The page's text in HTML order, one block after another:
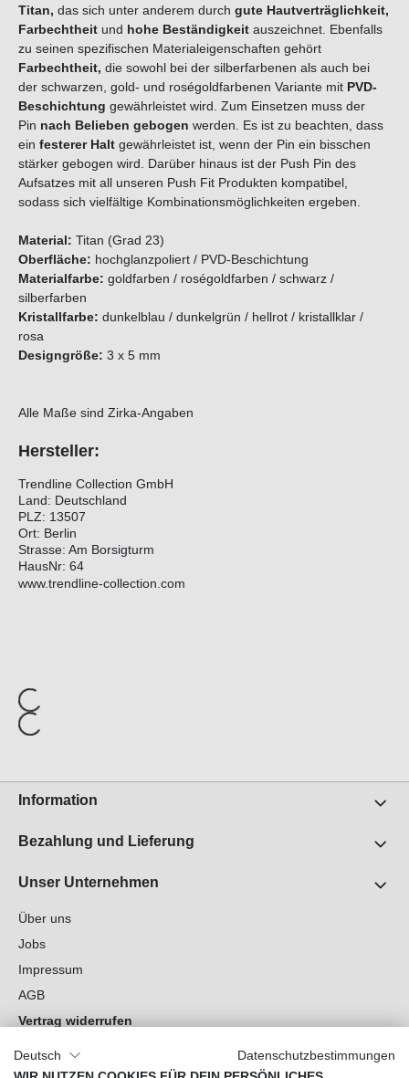
Titan, das sich unter anderem durch gute Hautverträglichkeit,
Farbechtheit und hohe Beständigkeit auszeichnet. Ebenfalls
zu seinen spezifischen Materialeigenschaften gehört
Farbechtheit, die sowohl bei der silberfarbenen als auch bei
der schwarzen, gold- und roségoldfarbenen Variante mit PVD-
Beschichtung gewährleistet wird. Zum Einsetzen muss der
Pin nach Belieben gebogen werden. Es ist zu beachten, dass
ein festerer Halt gewährleistet ist, wenn der Pin ein bisschen
stärker gebogen wird. Darüber hinaus ist der Push Pin des
Aufsatzes mit all unseren Push Fit Produkten kompatibel,
sodass sich vielfältige Kombinationsmöglichkeiten ergeben.
Material: Titan (Grad 23)
Oberfläche: hochglanzpoliert / PVD-Beschichtung
Materialfarbe: goldfarben / roségoldfarben / schwarz /
silberfarben
Kristallfarbe: dunkelblau / dunkelgrün / hellrot / kristallklar /
rosa
Designgröße: 3 x 5 mm
Alle Maße sind Zirka-Angaben
Hersteller:
Trendline Collection GmbH
Land: Deutschland
PLZ: 13507
Ort: Berlin
Strasse: Am Borsigturm
HausNr: 64
www.trendline-collection.com
Information
Bezahlung und Lieferung
Unser Unternehmen
Über uns
Jobs
Impressum
AGB
Vertrag widerrufen
Cookie-Einstellungen
Deutsch
Datenschutzbestimmungen